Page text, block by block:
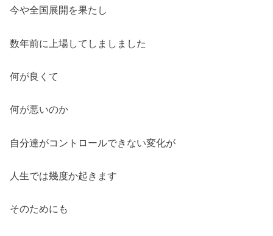
今や全国展開を果たし
数年前に上場してしましました
何が良くて
何が悪いのか
自分達がコントロールできない変化が
人生では幾度か起きます
そのためにも